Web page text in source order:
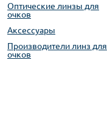
Оптические линзы для
очков
Аксессуары
Производители линз для
очков